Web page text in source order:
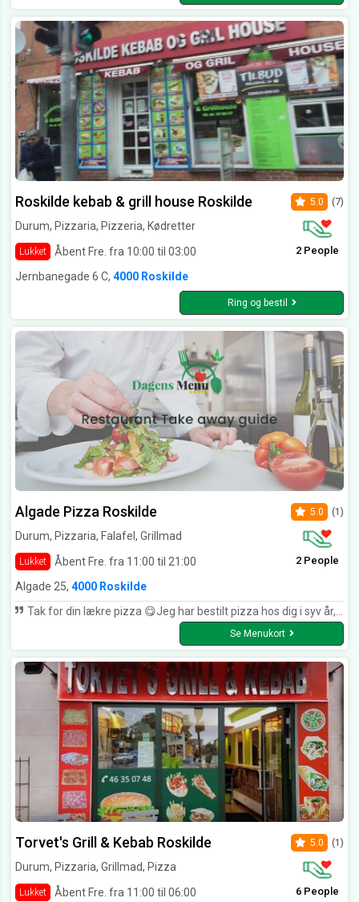
Roskilde kebab & grill house Roskilde
Durum, Pizzaria, Pizzeria, Kødretter
Lukket Åbent Fre. fra 10:00 til 03:00
5.0 (7)
2 People
Jernbanegade 6 C, 4000 Roskilde
Ring og bestil
Algade Pizza Roskilde
Durum, Pizzaria, Falafel, Grillmad
Lukket Åbent Fre. fra 11:00 til 21:00
5.0 (1)
2 People
Algade 25, 4000 Roskilde
Tak for din lækre pizza 😋Jeg har bestilt pizza hos dig i syv år, men jeg er meget tilfreds 😊😊😊😊
Se Menukort
Torvet's Grill & Kebab Roskilde
Durum, Pizzaria, Grillmad, Pizza
Lukket Åbent Fre. fra 11:00 til 06:00
5.0 (1)
6 People